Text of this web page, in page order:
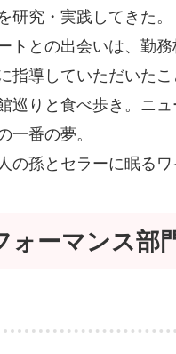
研究・実践してきた。
トとの出会いは、勤
指導していただいた
巡りと食べ歩き。ニ
一番の夢。
の孫とセラーに眠る
ーマンス部